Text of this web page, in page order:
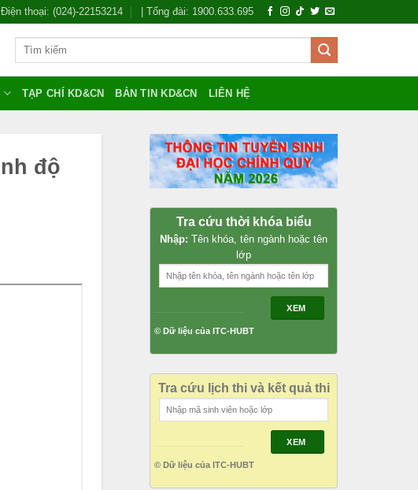
| Điện thoại: (024)-22153214 | Tổng đài: 1900.633.695
TẠP CHÍ KD&CN BẢN TIN KD&CN LIÊN HỆ
độ
Tra cứu thời khóa biểu
Nhập: Tên khóa, tên ngành hoặc tên
lớp
XEM
© Dữ liệu của ITC-HUBT
Tra cứu lịch thi và kết quả thi
XEM
© Dữ liệu của ITC-HUBT